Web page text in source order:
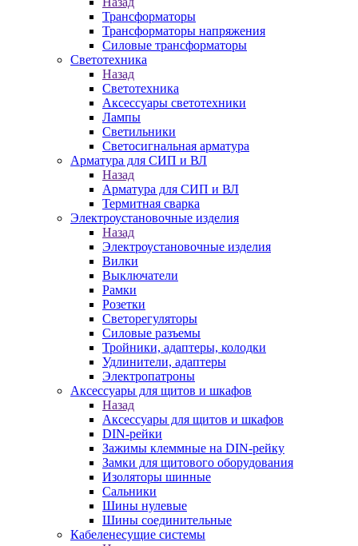
Трансформаторы
Трансформаторы напряжения
Силовые трансформаторы
Светотехника
Назад
Светотехника
Аксессуары светотехники
Лампы
Светильники
Светосигнальная арматура
Арматура для СИП и ВЛ
Назад
Арматура для СИП и ВЛ
Термитная сварка
Электроустановочные изделия
Назад
Электроустановочные изделия
Вилки
Выключатели
Рамки
Розетки
Светорегуляторы
Силовые разъемы
Тройники, адаптеры, колодки
Удлинители, адаптеры
Электропатроны
Аксессуары для щитов и шкафов
Назад
Аксессуары для щитов и шкафов
DIN-рейки
Зажимы клеммные на DIN-рейку
Замки для щитового оборудования
Изоляторы шинные
Сальники
Шины нулевые
Шины соединительные
Кабеленесущие системы